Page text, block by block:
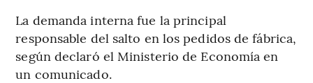
La demanda interna fue la principal
responsable del salto en los pedidos de fábrica,
según declaró el Ministerio de Economía en
un comunicado.